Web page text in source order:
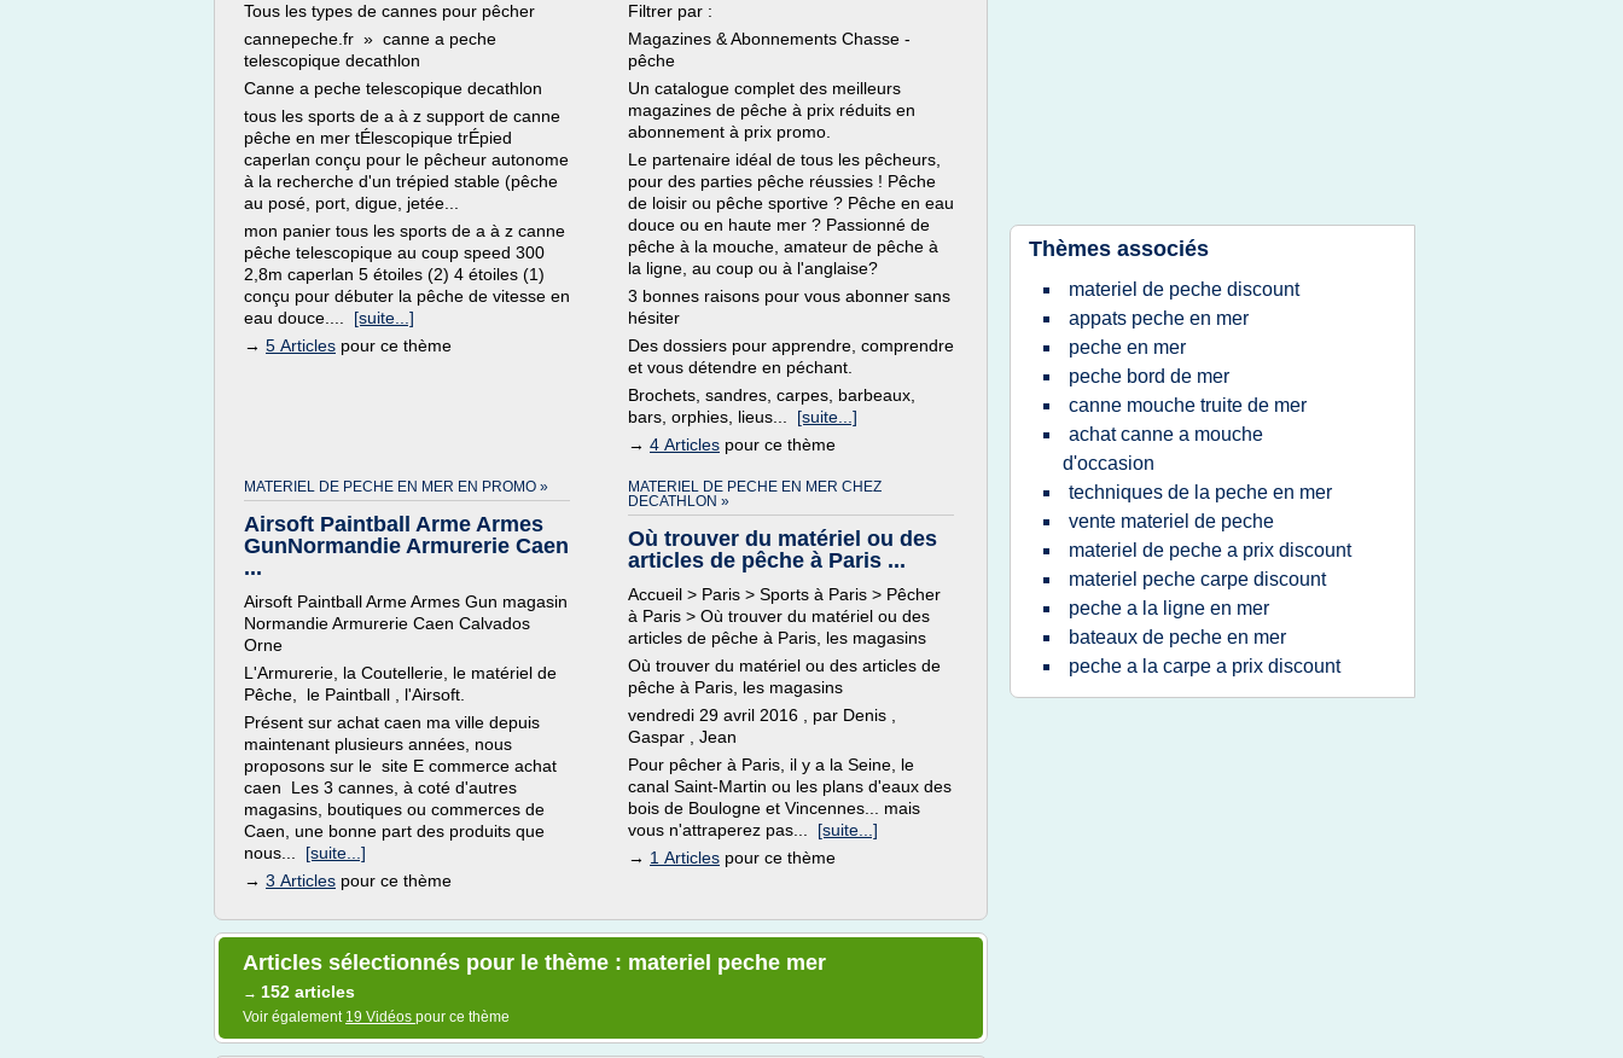
Tous les types de cannes pour pêcher
cannepeche.fr » canne a peche
telescopique decathlon
Canne a peche telescopique decathlon
tous les sports de a à z support de canne
pêche en mer tÉlescopique trÉpied
caperlan conçu pour le pêcheur autonome
à la recherche d'un trépied stable (pêche
au posé, port, digue, jetée...
mon panier tous les sports de a à z canne
pêche telescopique au coup speed 300
2,8m caperlan 5 étoiles (2) 4 étoiles (1)
conçu pour débuter la pêche de vitesse en
eau douce.... [suite...]
→ 5 Articles pour ce thème
Filtrer par :
Magazines & Abonnements Chasse -
pêche
Un catalogue complet des meilleurs
magazines de pêche à prix réduits en
abonnement à prix promo.
Le partenaire idéal de tous les pêcheurs,
pour des parties pêche réussies ! Pêche
de loisir ou pêche sportive ? Pêche en eau
douce ou en haute mer ? Passionné de
pêche à la mouche, amateur de pêche à
la ligne, au coup ou à l'anglaise?
3 bonnes raisons pour vous abonner sans
hésiter
Des dossiers pour apprendre, comprendre
et vous détendre en péchant.
Brochets, sandres, carpes, barbeaux,
bars, orphies, lieus... [suite...]
→ 4 Articles pour ce thème
MATERIEL DE PECHE EN MER EN PROMO »
Airsoft Paintball Arme Armes
GunNormandie Armurerie Caen
...
Airsoft Paintball Arme Armes Gun magasin
Normandie Armurerie Caen Calvados
Orne
L'Armurerie, la Coutellerie, le matériel de
Pêche, le Paintball , l'Airsoft.
Présent sur achat caen ma ville depuis
maintenant plusieurs années, nous
proposons sur le site E commerce achat
caen Les 3 cannes, à coté d'autres
magasins, boutiques ou commerces de
Caen, une bonne part des produits que
nous... [suite...]
→ 3 Articles pour ce thème
MATERIEL DE PECHE EN MER CHEZ
DECATHLON »
Où trouver du matériel ou des
articles de pêche à Paris ...
Accueil > Paris > Sports à Paris > Pêcher
à Paris > Où trouver du matériel ou des
articles de pêche à Paris, les magasins
Où trouver du matériel ou des articles de
pêche à Paris, les magasins
vendredi 29 avril 2016 , par Denis ,
Gaspar , Jean
Pour pêcher à Paris, il y a la Seine, le
canal Saint-Martin ou les plans d'eaux des
bois de Boulogne et Vincennes... mais
vous n'attraperez pas... [suite...]
→ 1 Articles pour ce thème
Articles sélectionnés pour le thème : materiel peche mer
→ 152 articles
Voir également 19 Vidéos pour ce thème
Thèmes associés
materiel de peche discount
appats peche en mer
peche en mer
peche bord de mer
canne mouche truite de mer
achat canne a mouche
d'occasion
techniques de la peche en mer
vente materiel de peche
materiel de peche a prix discount
materiel peche carpe discount
peche a la ligne en mer
bateaux de peche en mer
peche a la carpe a prix discount